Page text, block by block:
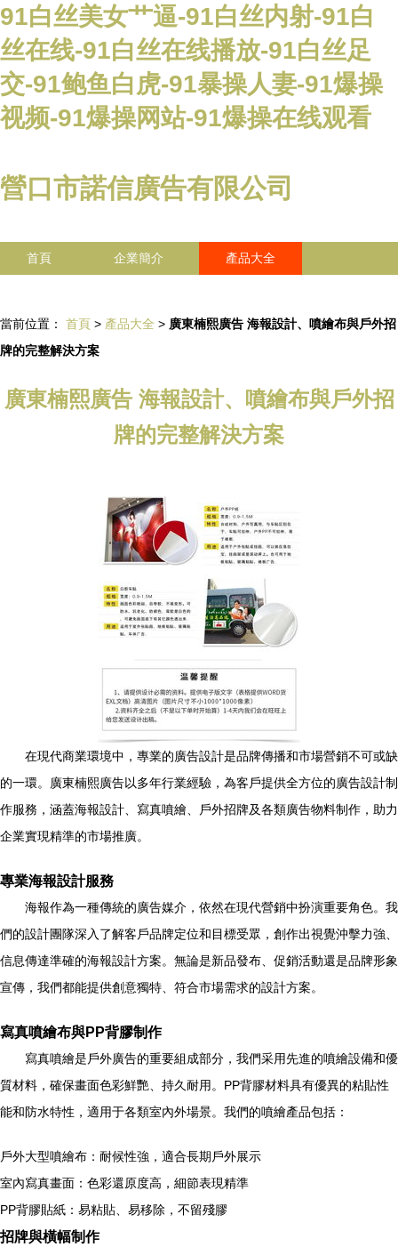
91白丝美女艹逼-91白丝内射-91白
丝在线-91白丝在线播放-91白丝足
交-91鲍鱼白虎-91暴操人妻-91爆操
视频-91爆操网站-91爆操在线观看
營口市諾信廣告有限公司
首頁 企業簡介 產品大全
當前位置： 首頁 > 產品大全 > 廣東楠熙廣告 海報設計、噴繪布與戶外招
牌的完整解決方案
廣東楠熙廣告 海報設計、噴繪布與戶外招
牌的完整解決方案
在現代商業環境中，專業的廣告設計是品牌傳播和市場營銷不可或缺
的一環。廣東楠熙廣告以多年行業經驗，為客戶提供全方位的廣告設計制
作服務，涵蓋海報設計、寫真噴繪、戶外招牌及各類廣告物料制作，助力
企業實現精準的市場推廣。
專業海報設計服務
海報作為一種傳統的廣告媒介，依然在現代營銷中扮演重要角色。我
們的設計團隊深入了解客戶品牌定位和目標受眾，創作出視覺沖擊力強、
信息傳達準確的海報設計方案。無論是新品發布、促銷活動還是品牌形象
宣傳，我們都能提供創意獨特、符合市場需求的設計方案。
寫真噴繪布與PP背膠制作
寫真噴繪是戶外廣告的重要組成部分，我們采用先進的噴繪設備和優
質材料，確保畫面色彩鮮艷、持久耐用。PP背膠材料具有優異的粘貼性
能和防水特性，適用于各類室內外場景。我們的噴繪產品包括：
戶外大型噴繪布：耐候性強，適合長期戶外展示
室內寫真畫面：色彩還原度高，細節表現精準
PP背膠貼紙：易粘貼、易移除，不留殘膠
招牌與橫幅制作